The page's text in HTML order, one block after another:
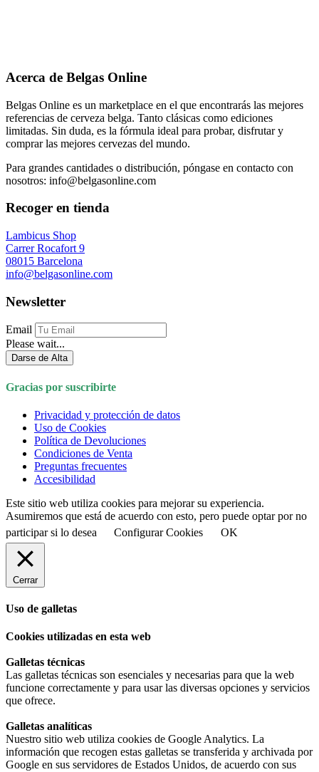
Acerca de Belgas Online
Belgas Online es un marketplace en el que encontrarás las mejores
referencias de cerveza belga. Tanto clásicas como ediciones
limitadas. Sin duda, es la fórmula ideal para probar, disfrutar y
comprar las mejores cervezas del mundo.
Para grandes cantidades o distribución, póngase en contacto con
nosotros: info@belgasonline.com
Recoger en tienda
Lambicus Shop
Carrer Rocafort 9
08015 Barcelona
info@belgasonline.com
Newsletter
Email
Please wait...
Darse de Alta
Gracias por suscribirte
Privacidad y protección de datos
Uso de Cookies
Política de Devoluciones
Condiciones de Venta
Preguntas frecuentes
Accesibilidad
Este sitio web utiliza cookies para mejorar su experiencia.
Asumiremos que está de acuerdo con esto, pero puede optar por no
participar si lo desea
Configurar Cookies OK
Cerrar
Uso de galletas
Cookies utilizadas en esta web
Galletas técnicas
Las galletas técnicas son esenciales y necesarias para que la web
funcione correctamente y para usar las diversas opciones y servicios
que ofrece.
Galletas analíticas
Nuestro sitio web utiliza cookies de Google Analytics. La
información que recogen estas galletas se transferida y archivada por
Google en sus servidores de Estados Unidos, de acuerdo con sus